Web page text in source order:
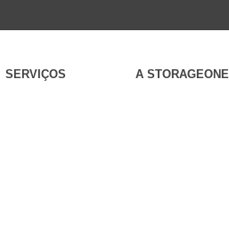
SERVIÇOS A STORAGEONE